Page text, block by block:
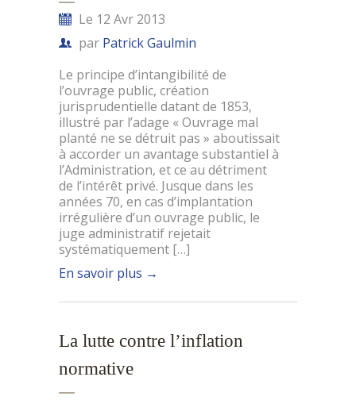
Le 12 Avr 2013
par Patrick Gaulmin
Le principe d’intangibilité de
l’ouvrage public, création
jurisprudentielle datant de 1853,
illustré par l’adage « Ouvrage mal
planté ne se détruit pas » aboutissait
à accorder un avantage substantiel à
l’Administration, et ce au détriment
de l’intérêt privé. Jusque dans les
années 70, en cas d’implantation
irrégulière d’un ouvrage public, le
juge administratif rejetait
systématiquement […]
En savoir plus →
La lutte contre l’inflation
normative